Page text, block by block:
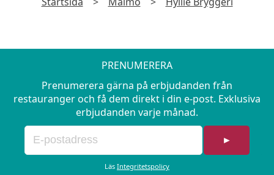
PRENUMERERA
Prenumerera gärna på erbjudanden från
restauranger och få dem direkt i din e-post. Exklusiva
erbjudanden varje månad.
►
Läs Integritetspolicy